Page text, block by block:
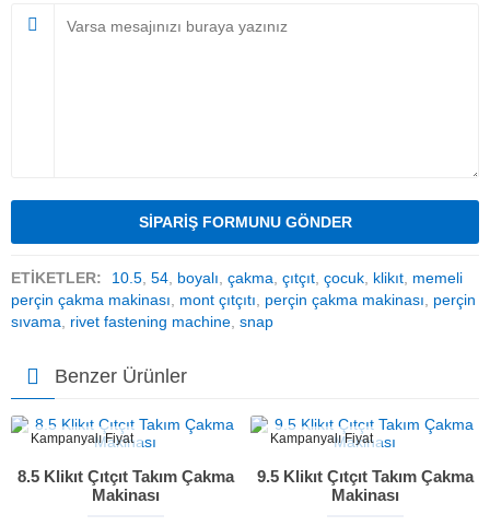
ETİKETLER: 10.5 54 boyalı çakma çıtçıt çocuk klikıt memeli
perçin çakma makinası
mont çıtçıtı perçin çakma makinası
perçin
sıvama
rivet fastening machine snap
Benzer Ürünler
Kampanyalı Fiyat
8.5 Klikıt Çıtçıt Takım Çakma
Makinası
Kampanyalı Fiyat
9.5 Klikıt Çıtçıt Takım Çakma
Makinası